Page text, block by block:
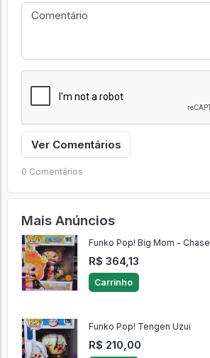
Ver Comentários
0 Comentários
Mais Anúncios
Funko Pop! Big Mom - Chase
R$ 364,13
Carrinho
Funko Pop! Tengen Uzui
R$ 210,00